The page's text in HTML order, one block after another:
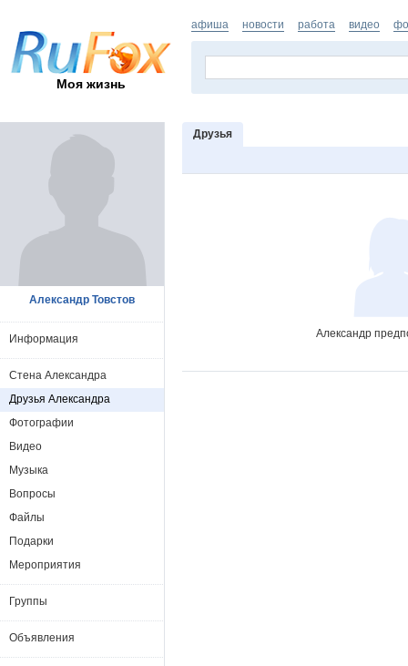
Моя жизнь
афиша новости работа видео
Друзья
Александр
Александр Товстов
Информация
Стена Александра
Друзья Александра
Фотографии
Видео
Музыка
Вопросы
Файлы
Подарки
Мероприятия
Группы
Объявления